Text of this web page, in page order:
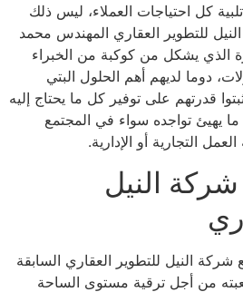
كل احتياجات العملاء، ليس ذلك
للتطوير العقاري المهندس محمد
الذي يشكل من كوكبة من الخبراء
دوما لديهم أهم الحلول البتي
قدرتهم على توفير كل ما يحتاج إليه
يهيئ تواجده سواء في المجتمع
التجارية أو الإدارية.
النيل
النيل للتطوير العقاري السابقة
من أجل ترقية مستوى الساحة